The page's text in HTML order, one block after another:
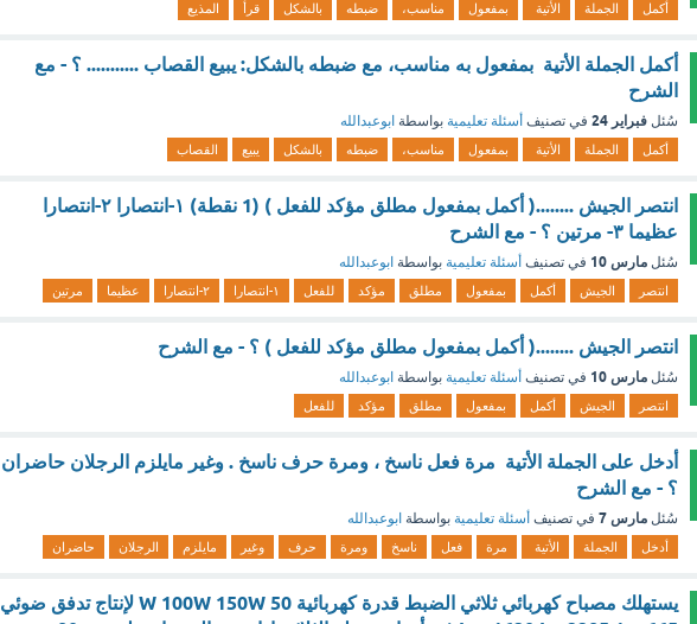
أكمل الجملة الأتية بمفعول مناسب، ضبطه بالشكل قرأ المذيع
أكمل الجملة الأتية بمفعول به مناسب، مع ضبطه بالشكل: يبيع القصاب ........... ؟ - مع
الشرح
سُئل فبراير 24 في تصنيف أسئلة تعليمية بواسطة ابوعبدالله
أكمل الجملة الأتية بمفعول مناسب، ضبطه بالشكل يبيع القصاب
انتصر الجيش ........( أكمل بمفعول مطلق مؤكد للفعل ) (1 نقطة) ١-انتصارا ٢-انتصارا
عظيما ٣- مرتين ؟ - مع الشرح
سُئل مارس 10 في تصنيف أسئلة تعليمية بواسطة ابوعبدالله
انتصر الجيش أكمل بمفعول مطلق مؤكد للفعل ١-انتصارا ٢-انتصارا عظيما مرتين
انتصر الجيش ........( أكمل بمفعول مطلق مؤكد للفعل ) ؟ - مع الشرح
سُئل مارس 10 في تصنيف أسئلة تعليمية بواسطة ابوعبدالله
انتصر الجيش أكمل بمفعول مطلق مؤكد للفعل
أدخل على الجملة الأتية مرة فعل ناسخ ، ومرة حرف ناسخ . وغير مايلزم الرجلان حاضران
؟ - مع الشرح
سُئل مارس 7 في تصنيف أسئلة تعليمية بواسطة ابوعبدالله
أدخل الجملة الأتية مرة فعل ناسخ ومرة حرف وغير مايلزم الرجلان حاضران
يستهلك مصباح كهربائي ثلاثي الضبط قدرة كهربائية W 100W 150W 50 لإنتاج تدفق ضوئي